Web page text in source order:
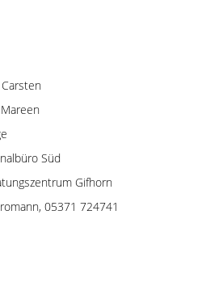
Süd
Gifhorn
05371 724741